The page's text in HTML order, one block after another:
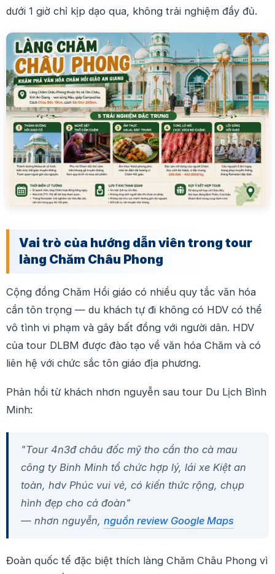
dưới 1 giờ chỉ kịp dạo qua, không trải nghiệm đầy đủ.
Vai trò của hướng dẫn viên trong tour
làng Chăm Châu Phong
Cộng đồng Chăm Hồi giáo có nhiều quy tắc văn hóa
cần tôn trọng — du khách tự đi không có HDV có thể
vô tình vi phạm và gây bất đồng với người dân. HDV
của tour DLBM được đào tạo về văn hóa Chăm và có
liên hệ với chức sắc tôn giáo địa phương.
Phản hồi từ khách nhơn nguyễn sau tour Du Lịch Bình
Minh:
"Tour 4n3đ châu đốc mỹ tho cần tho cà mau
công ty Binh Minh tổ chức hợp lý, lái xe Kiệt an
toàn, hdv Phúc vui vẻ, có kiến thức rộng, chụp
hình đẹp cho cả đoàn"
— nhơn nguyễn, nguồn review Google Maps
Đoàn quốc tế đặc biệt thích làng Chăm Châu Phong vì